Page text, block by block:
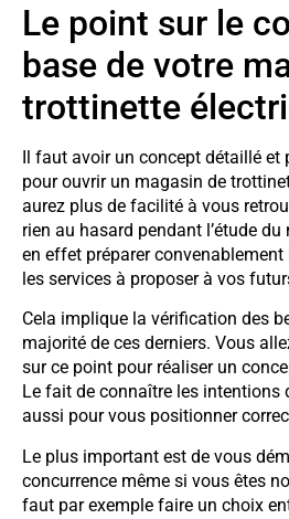
Le point sur le
base de votre
trottinette
Il faut avoir un concept détaillé et
pour ouvrir un magasin de
aurez plus de facilité à vous
rien au hasard pendant l’étude
en effet préparer
les services à proposer à vos
Cela implique la vérification des
majorité de ces derniers. Vous
sur ce point pour réaliser un
Le fait de connaître les intentions
aussi pour vous positionner
Le plus important est de vous
concurrence même si vous êtes
faut par exemple faire un choix